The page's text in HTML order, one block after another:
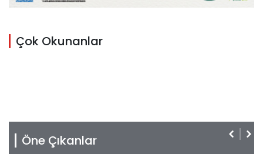
Çok Okunanlar
Öne Çıkanlar